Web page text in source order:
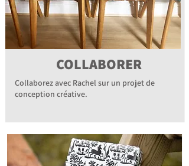
COLLABORER
Collaborez avec Rachel sur un projet de
conception créative.